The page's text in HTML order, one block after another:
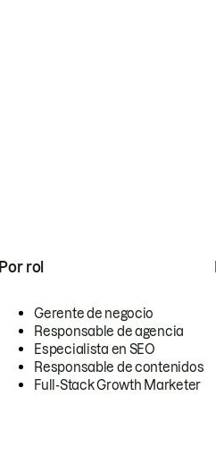
Por rol
Gerente de negocio
Responsable de agencia
Especialista en SEO
Responsable de contenidos
Full-Stack Growth Marketer